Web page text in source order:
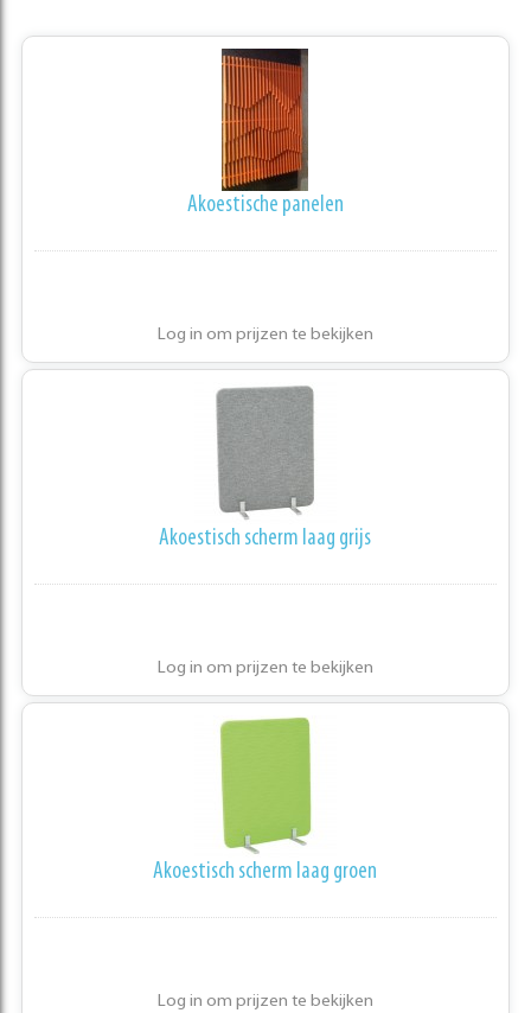
Akoestische panelen
Log in om prijzen te bekijken
Akoestisch scherm laag grijs
Log in om prijzen te bekijken
Akoestisch scherm laag groen
Log in om prijzen te bekijken